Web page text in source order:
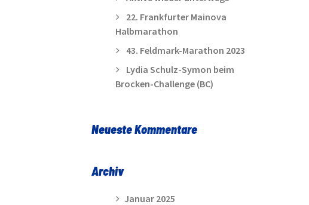
22. Frankfurter Mainova
Halbmarathon
43. Feldmark-Marathon 2023
Lydia Schulz-Symon beim
Brocken-Challenge (BC)
Neueste Kommentare
Archiv
Januar 2025